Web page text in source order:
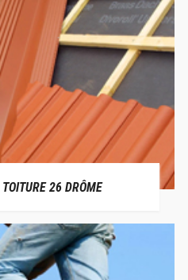
26 DRÔME